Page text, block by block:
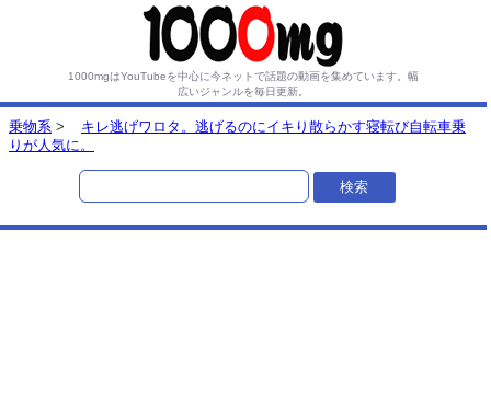
1000mgはYouTubeを中心に今ネットで話題の動画を集めています。 幅
広いジャンルを毎日更新。
乗物系 >
キレ逃げワロタ。逃げるのにイキり散らかす寝転び自転車乗
りが人気に。